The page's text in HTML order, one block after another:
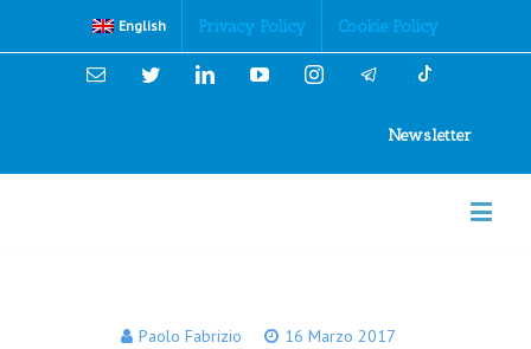
English Privacy Policy Cookie Policy
Email TwitterLinkedinYouTubeInstagram
Newsletter
Paolo Fabrizio
16 Marzo 2017
Cookies Policy